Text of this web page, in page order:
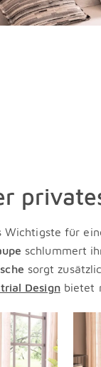
Wichtigste für
schlummert
sorgt
Designbietet